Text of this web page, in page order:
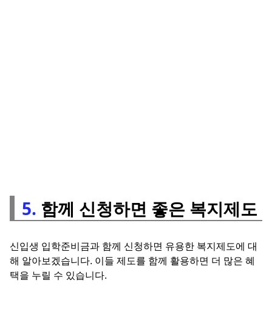
5. 함께 신청하면 좋은 복지제도
신입생 입학준비금과 함께 신청하면 유용한 복지제도에 대
해 알아보겠습니다. 이들 제도를 함께 활용하면 더 많은 혜
택을 누릴 수 있습니다.